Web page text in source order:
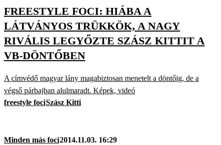
FREESTYLE FOCI: HIÁBA A
LÁTVÁNYOS TRÜKKÖK, A NAGY
RIVÁLIS LEGYŐZTE SZÁSZ KITTIT A
VB-DÖNTŐBEN
A címvédő magyar lány magabiztosan menetelt a döntőig, de a
végső párbajban alulmaradt. Képek, videó
freestyle fociSzász Kitti
Minden más foci2014.11.03. 16:29